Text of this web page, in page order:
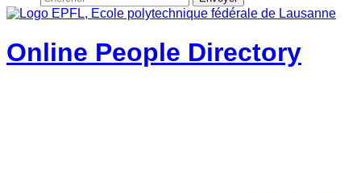
Online People Directory